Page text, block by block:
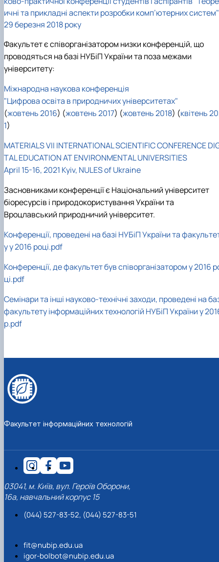
ичні та прикладні аспекти розробки комп’ютерних систем"
29 березня 2018 року
Факультет є співорганізатором низки конференцій, що
проводяться на базі НУБіП України та поза межами
університету:
Міжнародна наукова конференція
"Цифрова освіта в природничих університетах"
(жовтень 2016) (жовтень 2017) (жовтень 2018) (квітень
1)
MATERIALS VII INTERNATIONAL SCIENTIFIC CONFERENCE
TAL EDUCATION AT ENVIRONMENTAL UNIVERSITIES
April 15-16, 2021 Kyiv, NULES of Ukraine
Засновниками конференції є Національний університет
біоресурсів і природокористування України та
Вроцлавський природничий університет.
Конференції, проведені на базі НУБіП України та
у у 2016 році.pdf
Конференції, де факультет був співорганізатором у 2016
ці.pdf
Семінари та інші науково-технічні заходи, проведені на
факультету інформаційних технологій НУБіП України у
р.pdf
Факультет інформаційних технологій
03041, м. Київ, вул. Героїв Оборони,
16а, навчальний корпус 15
(044) 527-83-52, (044) 527-83-51
fit@nubip.edu.ua
igor-bolbot@nubip.edu.ua